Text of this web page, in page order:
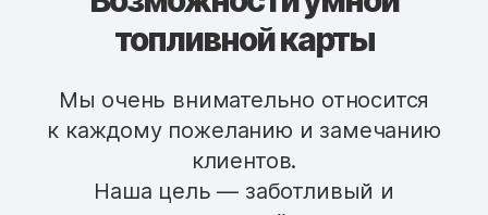
топливной карты
Мы очень внимательно относится
к каждому пожеланию и замечанию
клиентов.
Наша цель — заботливый и